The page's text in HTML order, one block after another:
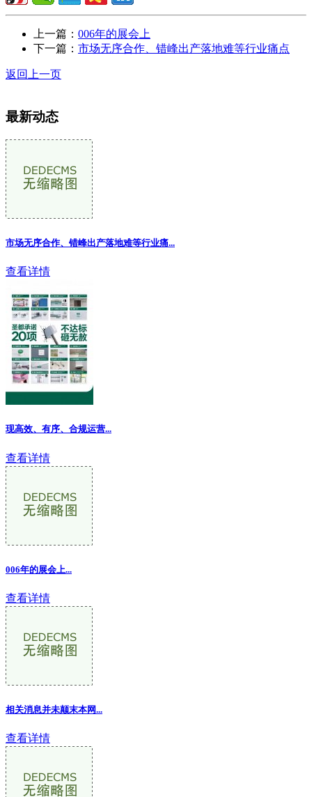
上一篇： 006年的展会上
下一篇： 市场无序合作、错峰出产落地难等行业痛点
返回上一页
最新动态
市场无序合作、错峰出产落地难等行业痛...
查看详情
现高效、有序、合规运营...
查看详情
006年的展会上...
查看详情
相关消息并未颠末本网...
查看详情